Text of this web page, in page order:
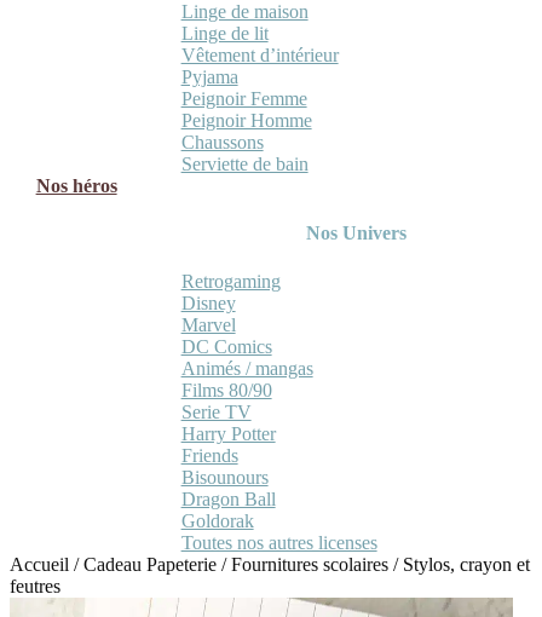
Linge de maison
Linge de lit
Vêtement d’intérieur
Pyjama
Peignoir Femme
Peignoir Homme
Chaussons
Serviette de bain
Nos héros
Nos Univers
Retrogaming
Disney
Marvel
DC Comics
Animés / mangas
Films 80/90
Serie TV
Harry Potter
Friends
Bisounours
Dragon Ball
Goldorak
Toutes nos autres licenses
Accueil /Cadeau Papeterie /Fournitures scolaires / Stylos, crayon et
feutres